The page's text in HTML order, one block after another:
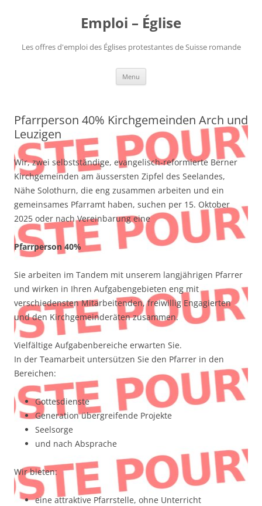
Emploi – Église
Les offres d'emploi des Églises protestantes de Suisse romande
Menu
Pfarrperson 40% Kirchgemeinden Arch und
Leuzigen
Wir, zwei selbstständige, evangelisch-reformierte Berner
Kirchgemeinden am äussersten Zipfel des Seelandes,
Nähe Solothurn, die eng zusammen arbeiten und ein
gemeinsames Pfarramt haben, suchen per 15. Oktober
2025 oder nach Vereinbarung eine
Pfarrperson 40%
Sie arbeiten im Tandem mit unserem langjährigen Pfarrer
und wirken in Ihren Aufgabengebieten eng mit
verschiedensten Mitarbeitenden, freiwillig Engagierten
und den Kirchgemeinderäten zusammen.
Vielfältige Aufgabenbereiche erwarten Sie.
In der Teamarbeit untersützen Sie den Pfarrer in den
Bereichen:
Gottesdienste
Generation übergreifende Projekte
Seelsorge
und nach Absprache
Wir bieten:
eine attraktive Pfarrstelle, ohne Unterricht